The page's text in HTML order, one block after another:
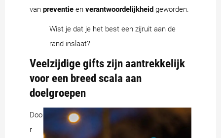
van preventie en verantwoordelijkheid geworden.
Wist je dat je het best een zijruit aan de
rand inslaat?
Veelzijdige gifts zijn aantrekkelijk
voor een breed scala aan
doelgroepen
Doo
r